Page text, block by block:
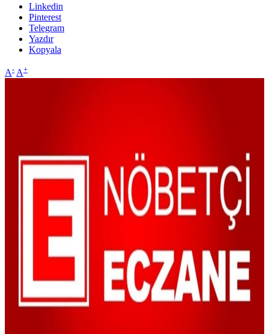
Linkedin
Pinterest
Telegram
Yazdır
Kopyala
A- A+